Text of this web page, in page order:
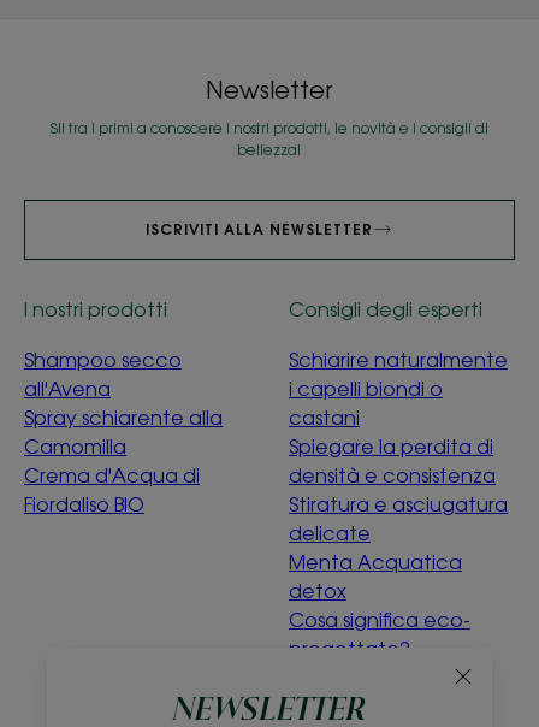
NEWSLETTER
Newsletter
Sii tra i primi a conoscere i nostri prodotti, le novità e i consigli di
bellezza!
ISCRIVITI ALLA NEWSLETTER
I nostri prodotti
Shampoo secco
all'Avena
Spray schiarente alla
Camomilla
Crema d'Acqua di
Fiordaliso BIO
Consigli degli esperti
Schiarire naturalmente
i capelli biondi o
castani
Spiegare la perdita di
densità e consistenza
Stiratura e asciugatura
delicate
Menta Acquatica
detox
Cosa significa eco-
progettato?
Chi siamo